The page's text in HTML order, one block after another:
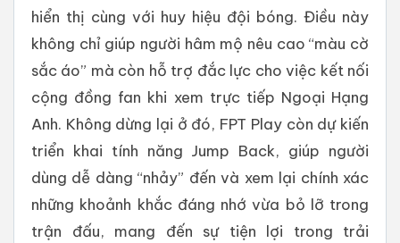
hiển thị cùng với huy hiệu đội bóng. Điều này
không chỉ giúp người hâm mộ nêu cao “màu cờ
sắc áo” mà còn hỗ trợ đắc lực cho việc kết nối
cộng đồng fan khi xem trực tiếp Ngoại Hạng
Anh. Không dừng lại ở đó, FPT Play còn dự kiến
triển khai tính năng Jump Back, giúp người
dùng dễ dàng “nhảy” đến và xem lại chính xác
những khoảnh khắc đáng nhớ vừa bỏ lỡ trong
trận đấu, mang đến sự tiện lợi trong trải